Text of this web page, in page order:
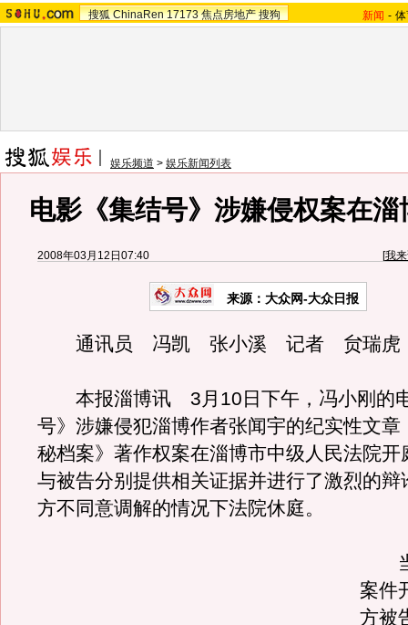
搜狐 ChinaRen 17173 焦点房地产 搜狗 新闻 -
娱乐频道 > 娱乐新闻列表
电影《集结号》涉嫌侵权案在淄
2008年03月12日07:40 [我
来源：大众网-大众日报
通讯员 冯凯 张小溪 记者 贠瑞虎
本报淄博讯 3月10日下午，冯小刚的
号》涉嫌侵犯淄博作者张闻宇的纪实性文章
秘档案》著作权案在淄博市中级人民法院开
与被告分别提供相关证据并进行了激烈的辩
方不同意调解的情况下法院休庭。
当
案件
方被